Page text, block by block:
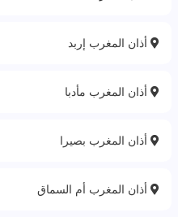
أذان المغرب إربد
أذان المغرب مأدبا
أذان المغرب بصيرا
أذان المغرب أم السماق